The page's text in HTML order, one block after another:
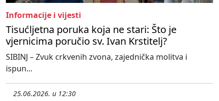
Informacije i vijesti
Tisućljetna poruka koja ne stari: Što je
vjernicima poručio sv. Ivan Krstitelj?
SIBINJ – Zvuk crkvenih zvona, zajednička molitva i
ispun...
25.06.2026. u 12:30